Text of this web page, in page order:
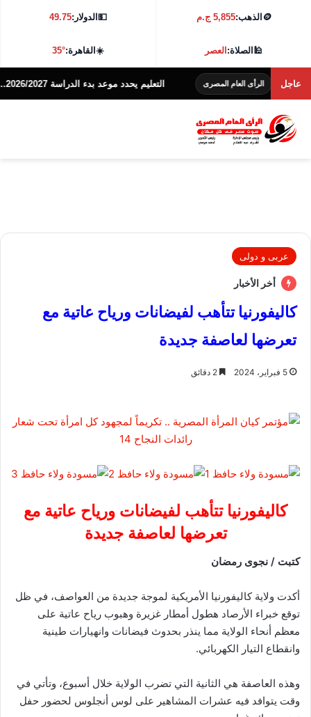
🪙 الذهب:5,855 ج.م 💵الدولار:49.75
🕌الصلاة:العصر ☀️القاهرة:35°
عاجل
الرأى العام المصرى التعليم يحدد موعد بدء الدراسة 2026/2027.. تعرف على التفاصيل
عربى و دولى
أخر الأخبار
كاليفورنيا تتأهب لفيضانات ورياح عاتية مع
تعرضها لعاصفة جديدة
5 فبراير، 2024
كاليفورنيا تتأهب لفيضانات ورياح عاتية مع
تعرضها لعاصفة جديدة
كتبت / نجوى رمضان
أكدت ولاية كاليفورنيا الأمريكية لموجة جديدة من العواصف، في ظل
توقع خبراء الأرصاد هطول أمطار غزيرة وهبوب رياح عاتية على
معظم أنحاء الولاية مما ينذر بحدوث فيضانات وانهيارات طينية
وانقطاع التيار الكهربائي.
وهذه العاصفة هي الثانية التي تضرب الولاية خلال أسبوع، وتأتي في
وقت يتوافد فيه عشرات المشاهير على لوس أنجلوس لحضور حفل